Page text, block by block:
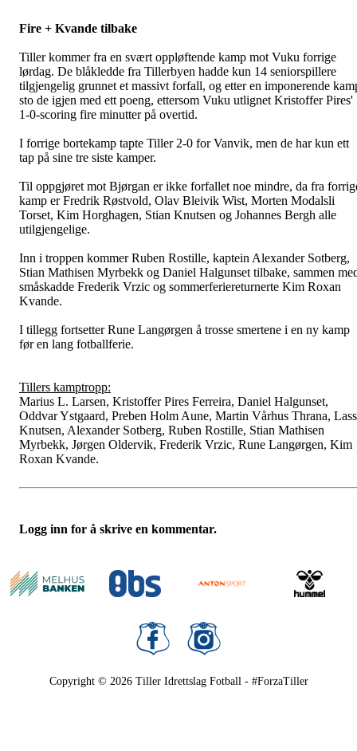
Fire + Kvande tilbake
Tiller kommer fra en svært oppløftende kamp mot Vuku forrige
lørdag. De blåkledde fra Tillerbyen hadde kun 14 seniorspillere
tilgjengelig grunnet et massivt forfall, og etter en imponerende
sto de igjen med ett poeng, ettersom Vuku utlignet Kristoffer Pires'
1-0-scoring fire minutter på overtid.
I forrige bortekamp tapte Tiller 2-0 for Vanvik, men de har kun ett
tap på sine tre siste kamper.
Til oppgjøret mot Bjørgan er ikke forfallet noe mindre, da fra
kamp er Fredrik Røstvold, Olav Bleivik Wist, Morten Modalsli
Torset, Kim Horghagen, Stian Knutsen og Johannes Bergh alle
utilgjengelige.
Inn i troppen kommer Ruben Rostille, kaptein Alexander Sotberg,
Stian Mathisen Myrbekk og Daniel Halgunset tilbake, sammen
småskadde Frederik Vrzic og sommerferiereturnerte Kim Roxan
Kvande.
I tillegg fortsetter Rune Langørgen å trosse smertene i en ny kamp
før en lang fotballferie.
Tillers kamptropp:
Marius L. Larsen, Kristoffer Pires Ferreira, Daniel Halgunset,
Oddvar Ystgaard, Preben Holm Aune, Martin Vårhus Thrana,
Knutsen, Alexander Sotberg, Ruben Rostille, Stian Mathisen
Myrbekk, Jørgen Oldervik, Frederik Vrzic, Rune Langørgen, Kim
Roxan Kvande.
Logg inn for å skrive en kommentar.
Copyright © 2026 Tiller Idrettslag Fotball - #ForzaTiller